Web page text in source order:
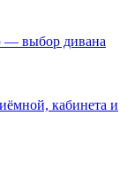
— выбор дивана
кабинета и